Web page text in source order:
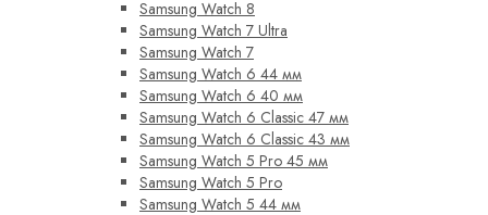
Samsung Watch 8
Samsung Watch 7 Ultra
Samsung Watch 7
Samsung Watch 6 44 мм
Samsung Watch 6 40 мм
Samsung Watch 6 Classic 47 мм
Samsung Watch 6 Classic 43 мм
Samsung Watch 5 Pro 45 мм
Samsung Watch 5 Pro
Samsung Watch 5 44 мм